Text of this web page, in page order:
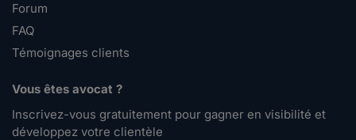
Forum
FAQ
Témoignages clients
Vous êtes avocat ?
Inscrivez-vous gratuitement pour gagner en visibilité et
développez votre clientèle